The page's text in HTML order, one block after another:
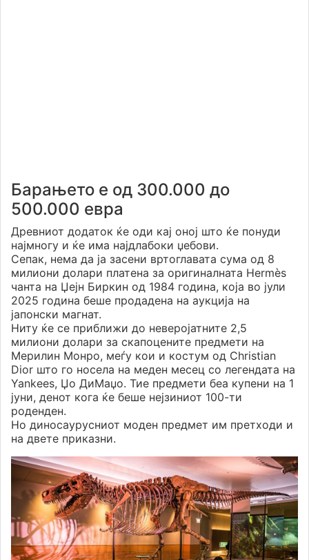
Барањето е од 300.000 до
500.000 евра
Древниот додаток ќе оди кај оној што ќе понуди
најмногу и ќе има најдлабоки џебови.
Сепак, нема да ја засени вртоглавата сума од 8
милиони долари платена за оригиналната Hermès
чанта на Џејн Биркин од 1984 година, која во јули
2025 година беше продадена на аукција на
јапонски магнат.
Ниту ќе се приближи до неверојатните 2,5
милиони долари за скапоцените предмети на
Мерилин Монро, меѓу кои и костум од Christian
Dior што го носела на меден месец со легендата на
Yankees, Џо ДиМаџо. Тие предмети беа купени на 1
јуни, денот кога ќе беше нејзиниот 100-ти
роденден.
Но диносаурусниот моден предмет им претходи и
на двете приказни.